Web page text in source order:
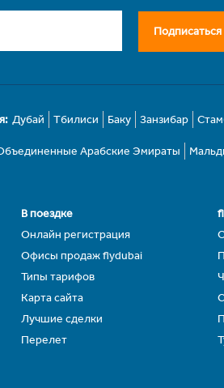
Подписаться
Дубай Тбилиси Баку Занзибар
Арабские Эмираты
В поездке
Онлайн регистрация
Офисы продаж flydubai
Типы тарифов
Карта сайта
Лучшие сделки
Перелет